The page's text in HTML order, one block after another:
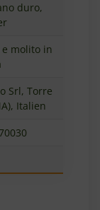
duro,
molito in
Srl, Torre
Italien